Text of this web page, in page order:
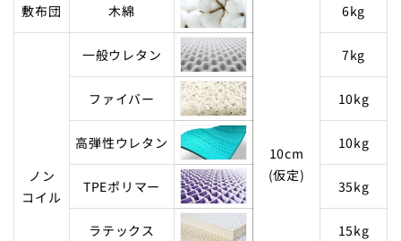
敷布団 木綿
10cm
(仮定)
6kg
ノン
コイル
一般ウレタン 7kg
ファイバー 10kg
高弾性ウレタン 10kg
TPEポリマー 35kg
ラテックス 15kg